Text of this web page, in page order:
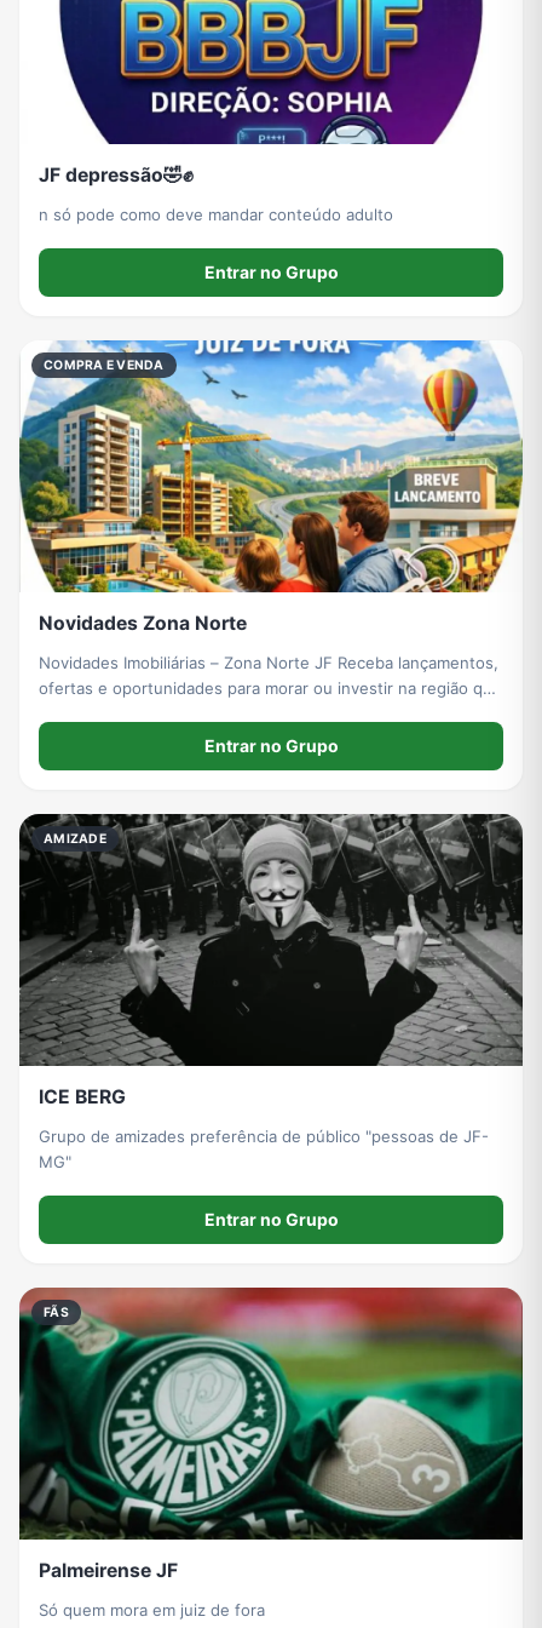
Grupos de WhatsApp de Roube um Brainrot
JF depressão🤣✊️
n só pode como deve mandar conteúdo adulto
Entrar no Grupo
COMPRA E VENDA
Novidades Zona Norte
Novidades Imobiliárias – Zona Norte JF Receba lançamentos,
ofertas e oportunidades para morar ou investir na região que
Entrar no Grupo
AMIZADE
ICE BERG
Grupo de amizades preferência de público "pessoas de JF-
MG"
Entrar no Grupo
FÃS
Palmeirense JF
Só quem mora em juiz de fora